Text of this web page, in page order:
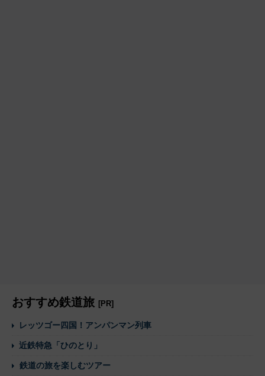
おすすめ鉄道旅 [PR]
レッツゴー四国！アンパンマン列車
近鉄特急「ひのとり」
鉄道の旅を楽しむツアー